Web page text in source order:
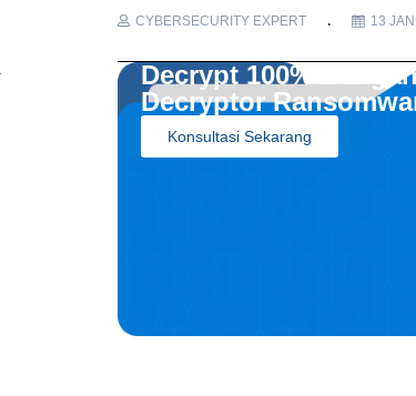
CYBERSECURITY EXPERT 13
Decrypt 100%
Decryptor
Konsultasi Sekarang